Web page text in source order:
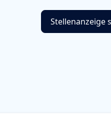
Stellenanzeige